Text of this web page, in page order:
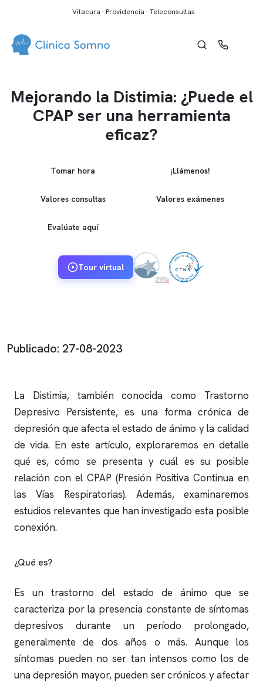
Vitacura · Providencia · Teleconsultas
Mejorando la Distimia: ¿Puede el
CPAP ser una herramienta
eficaz?
Tomar hora ¡Llámenos!
Valores consultas Valores exámenes
Evalúate aquí
Tour virtual
Publicado: 27-08-2023
La Distimia, también conocida como Trastorno
Depresivo Persistente, es una forma crónica de
depresión que afecta el estado de ánimo y la calidad
de vida. En este artículo, exploraremos en detalle
qué es, cómo se presenta y cuál es su posible
relación con el CPAP (Presión Positiva Continua en
las Vías Respiratorias). Además, examinaremos
estudios relevantes que han investigado esta posible
conexión.
¿Qué es?
Es un trastorno del estado de ánimo que se
caracteriza por la presencia constante de síntomas
depresivos durante un período prolongado,
generalmente de dos años o más. Aunque los
síntomas pueden no ser tan intensos como los de
una depresión mayor, pueden ser crónicos y afectar